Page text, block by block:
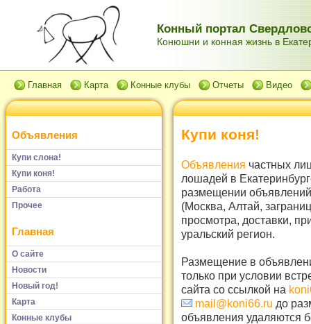
Конный портал
Конюшни и конная жизнь в
Главная Карта Конные клубы Отчеты Видео
Объявления
Купи слона!
Купи коня!
Работа
Прочее
Главная
О сайте
Новости
Новый год!
Карта
Конные клубы
Купи коня!
Объявления частных
лошадей в
размещении
(Москва, Алтай,
просмотра, доставки,
уральский регион.
Размещение в
только при условии
сайта со ссылкой на
mail@koni66.ru до
объявления удаляются